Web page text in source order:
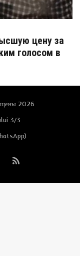
цену за
голосом в
2026
3/3
TikTokRSS